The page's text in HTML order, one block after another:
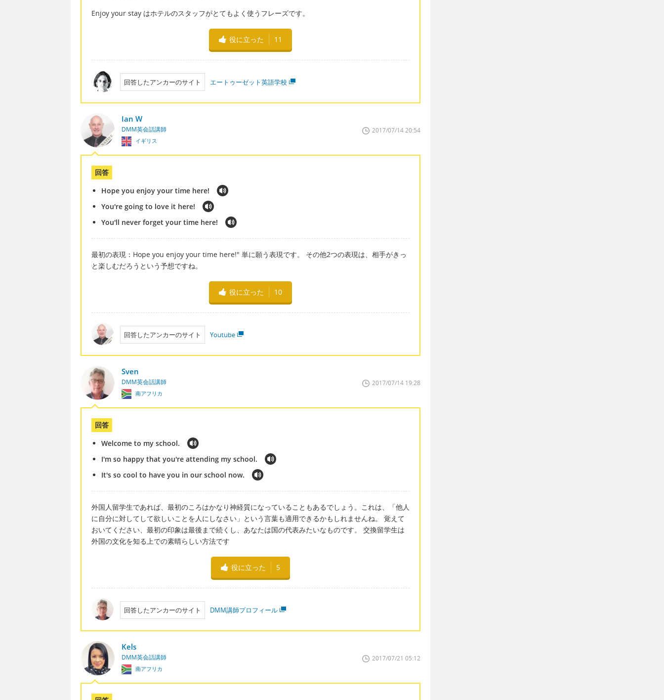
Enjoy your stay はホテルのスタッフがとてもよく使うフレーズです。
役に立った 11
回答したアンカーのサイト エートゥーゼット英語学校
Ian W
DMM英会話講師
イギリス
2017/07/14 20:54
回答
Hope you enjoy your time here!
You're going to love it here!
You'll never forget your time here!
最初の表現：Hope you enjoy your time here!" 単に願う表現です。 その他2つの表現は、相手がきっ
と楽しむだろうという予想ですね。
役に立った 10
回答したアンカーのサイト Youtube
Sven
DMM英会話講師
南アフリカ
2017/07/14 19:28
回答
Welcome to my school.
I'm so happy that you're attending my school.
It's so cool to have you in our school now.
外国人留学生であれば、最初のころはかなり神経質になっていることもあるでしょう。これは、「他人
に自分に対してして欲しいことを人にしなさい」という言葉も適用できるかもしれませんね。 覚えて
おいてください、最初の印象は最後まで続くし、あなたは国の代表みたいなものです。 交換留学生は
外国の文化を知る上での素晴らしい方法です
役に立った 5
回答したアンカーのサイト DMM講師プロフィール
Kels
DMM英会話講師
南アフリカ
2017/07/21 05:12